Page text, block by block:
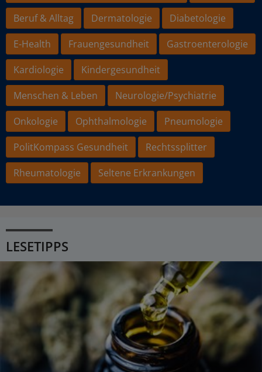
Beruf & Alltag
Dermatologie
Diabetologie
E-Health
Frauengesundheit
Gastroenterologie
Kardiologie
Kindergesundheit
Menschen & Leben
Neurologie/Psychiatrie
Onkologie
Ophthalmologie
Pneumologie
PolitKompass Gesundheit
Rechtssplitter
Rheumatologie
Seltene Erkrankungen
LESETIPPS